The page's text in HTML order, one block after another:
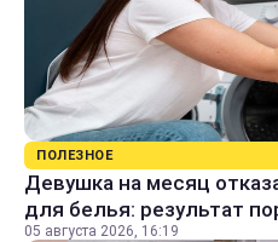
ПОЛЕЗНОЕ
Девушка на месяц
для белья: результат
05 августа 2026, 16:19